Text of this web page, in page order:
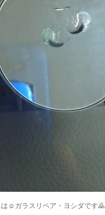
は☺ガラスリペア・ヨシダです🙇